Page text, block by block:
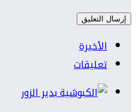
الأخيرة
تعليقات